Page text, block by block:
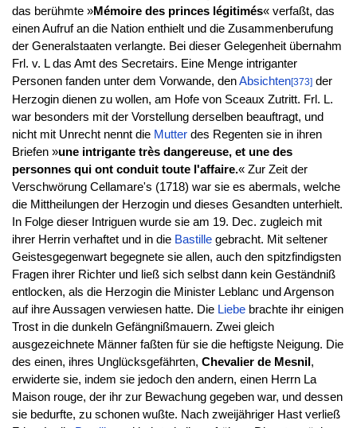
das berühmte »Mémoire des princes légitimés« verfaßt, das
einen Aufruf an die Nation enthielt und die Zusammenberufung
der Generalstaaten verlangte. Bei dieser Gelegenheit übernahm
Frl. v. L das Amt des Secretairs. Eine Menge intriganter
Personen fanden unter dem Vorwande, denAbsichten[373]der
Herzogin dienen zu wollen, am Hofe von Sceaux Zutritt. Frl. L.
war besonders mit der Vorstellung derselben beauftragt, und
nicht mit Unrecht nennt die Mutterdes Regenten sie in ihren
Briefen »une intrigante très dangereuse, et une des
personnes qui ont conduit toute l'affaire.« Zur Zeit der
Verschwörung Cellamare's (1718) war sie es abermals, welche
die Mittheilungen der Herzogin und dieses Gesandten unterhielt.
In Folge dieser Intriguen wurde sie am 19. Dec. zugleich mit
ihrer Herrin verhaftet und in die Bastillegebracht. Mit seltener
Geistesgegenwart begegnete sie allen, auch den spitzfindigsten
Fragen ihrer Richter und ließ sich selbst dann kein Geständniß
entlocken, als die Herzogin die Minister Leblanc und Argenson
auf ihre Aussagen verwiesen hatte. Die Liebebrachte ihr einigen
Trost in die dunkeln Gefängnißmauern. Zwei gleich
ausgezeichnete Männer faßten für sie die heftigste Neigung. Die
des einen, ihres Unglücksgefährten, Chevalier de Mesnil ,
erwiderte sie, indem sie jedoch den andern, einen Herrn La
Maison rouge, der ihr zur Bewachung gegeben war, und dessen
sie bedurfte, zu schonen wußte. Nach zweijähriger Hast verließ